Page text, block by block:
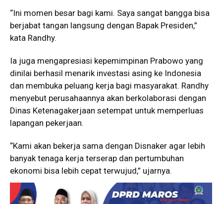
“Ini momen besar bagi kami. Saya sangat bangga bisa
berjabat tangan langsung dengan Bapak Presiden,”
kata Randhy.
Ia juga mengapresiasi kepemimpinan Prabowo yang
dinilai berhasil menarik investasi asing ke Indonesia
dan membuka peluang kerja bagi masyarakat. Randhy
menyebut perusahaannya akan berkolaborasi dengan
Dinas Ketenagakerjaan setempat untuk memperluas
lapangan pekerjaan.
“Kami akan bekerja sama dengan Disnaker agar lebih
banyak tenaga kerja terserap dan pertumbuhan
ekonomi bisa lebih cepat terwujud,” ujarnya.